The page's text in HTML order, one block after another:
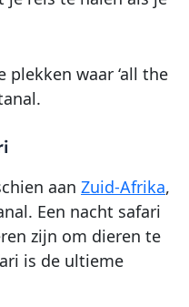
waar ‘all the
aan Zuid-Afrika,
Een nacht safari
zijn om dieren te
is de ultieme